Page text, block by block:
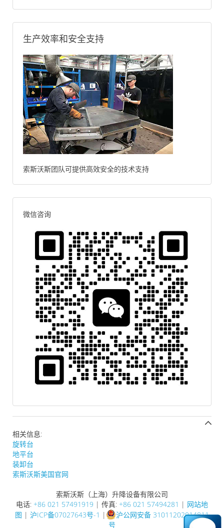
生产效率和安全支持
索斯沃斯团队可提供高效安全的技术支持
微信咨询
相关信息:
旋转台
地平台
装卸台
索斯沃斯美国官网
索斯沃斯（上海）升降设备有限公司
电话: +86 021 57491919 | 传真: +86 021 57494281 | 网站地
图 | 沪ICP备07027643号-1 |
沪公网安备 31011202014811
号